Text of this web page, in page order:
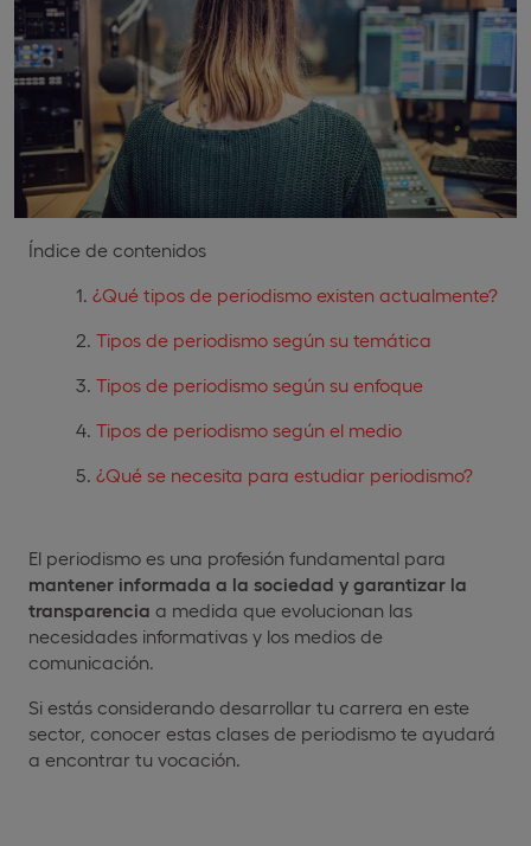
Índice de contenidos
¿Qué tipos de periodismo existen actualmente?
Tipos de periodismo según su temática
Tipos de periodismo según su enfoque
Tipos de periodismo según el medio
¿Qué se necesita para estudiar periodismo?
El periodismo es una profesión fundamental para
mantener informada a la sociedad y garantizar la
transparencia a medida que evolucionan las
necesidades informativas y los medios de
comunicación.
Si estás considerando desarrollar tu carrera en este
sector, conocer estas clases de periodismo te ayudará
a encontrar tu vocación.